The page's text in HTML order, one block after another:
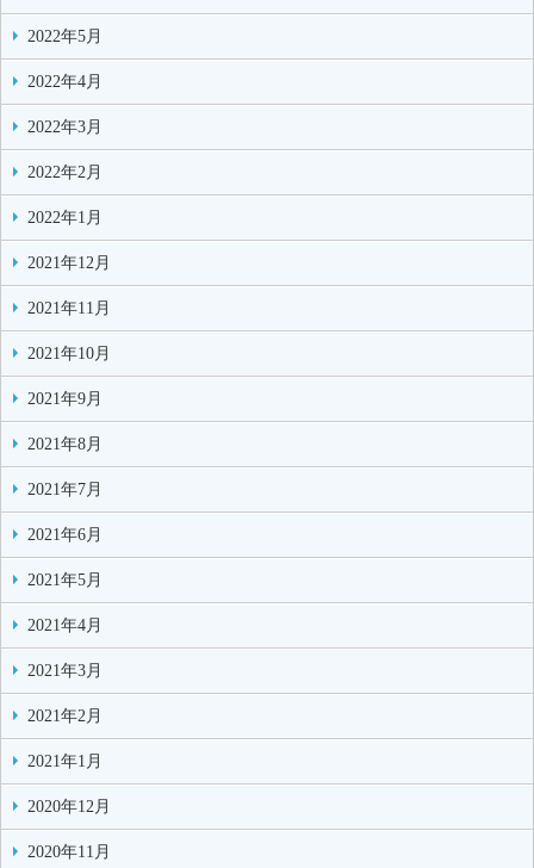
2022年5月
2022年4月
2022年3月
2022年2月
2022年1月
2021年12月
2021年11月
2021年10月
2021年9月
2021年8月
2021年7月
2021年6月
2021年5月
2021年4月
2021年3月
2021年2月
2021年1月
2020年12月
2020年11月